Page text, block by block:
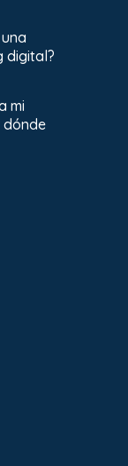
digital?
mi
dónde